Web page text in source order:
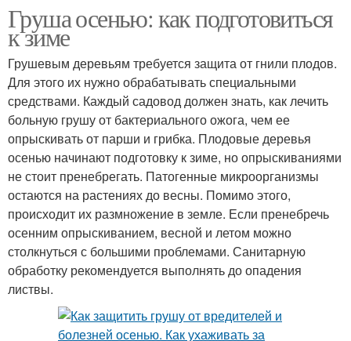
Груша осенью: как подготовиться
к зиме
Грушевым деревьям требуется защита от гнили плодов.
Для этого их нужно обрабатывать специальными
средствами. Каждый садовод должен знать, как лечить
больную грушу от бактериального ожога, чем ее
опрыскивать от парши и грибка. Плодовые деревья
осенью начинают подготовку к зиме, но опрыскиваниями
не стоит пренебрегать. Патогенные микроорганизмы
остаются на растениях до весны. Помимо этого,
происходит их размножение в земле. Если пренебречь
осенним опрыскиванием, весной и летом можно
столкнуться с большими проблемами. Санитарную
обработку рекомендуется выполнять до опадения
листвы.